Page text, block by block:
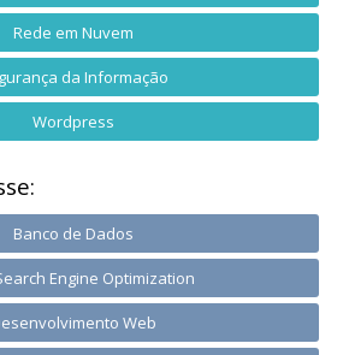
Rede em Nuvem
da Informação
Wordpress
Banco de Dados
Engine Optimization
Web